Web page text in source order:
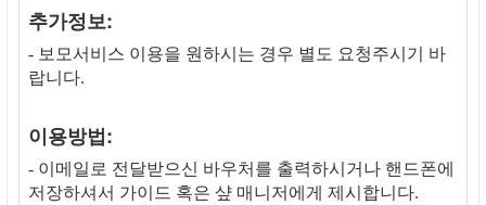
추가정보:
- 보모서비스 이용을 원하시는 경우 별도 요청주시기 바
랍니다.
이용방법:
- 이메일로 전달받으신 바우처를 출력하시거나 핸드폰에
저장하셔서 가이드 혹은 샾 매니저에게 제시합니다.